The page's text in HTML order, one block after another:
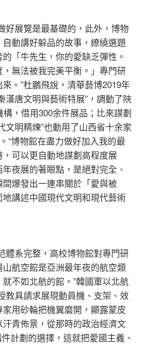
展覽是最基礎的，此外，博物
動講好躲品的故事，繚繞選題
「牛先生，你的愛缺乏彈性。
無法被我完美平衡。」專門研
。”杜鵬飛說，清華藝博2019年
唐文明與藝術特展”，調動了陜
，借用300余件展品；比來謀劃
明精煉”也動用了山西省十余家
“博物館在盡力做好加入我的最
可以更自動地謀劃高程度展
夜展的著眼點，是絕對完全、
爆發出一連串關於「愛與被
講述中國現代文明和現代藝術
系完整，高校博物館對專門研
航空館是亞洲最年夜的航空類
不如北航的館。”韓國軍以北航
教具請求展現動員機、支架、效
用砂輪把機翼磨開，顯露蒙皮
青佈景，從那時的政治經濟文
計劃的選擇，這就把愛國主義、